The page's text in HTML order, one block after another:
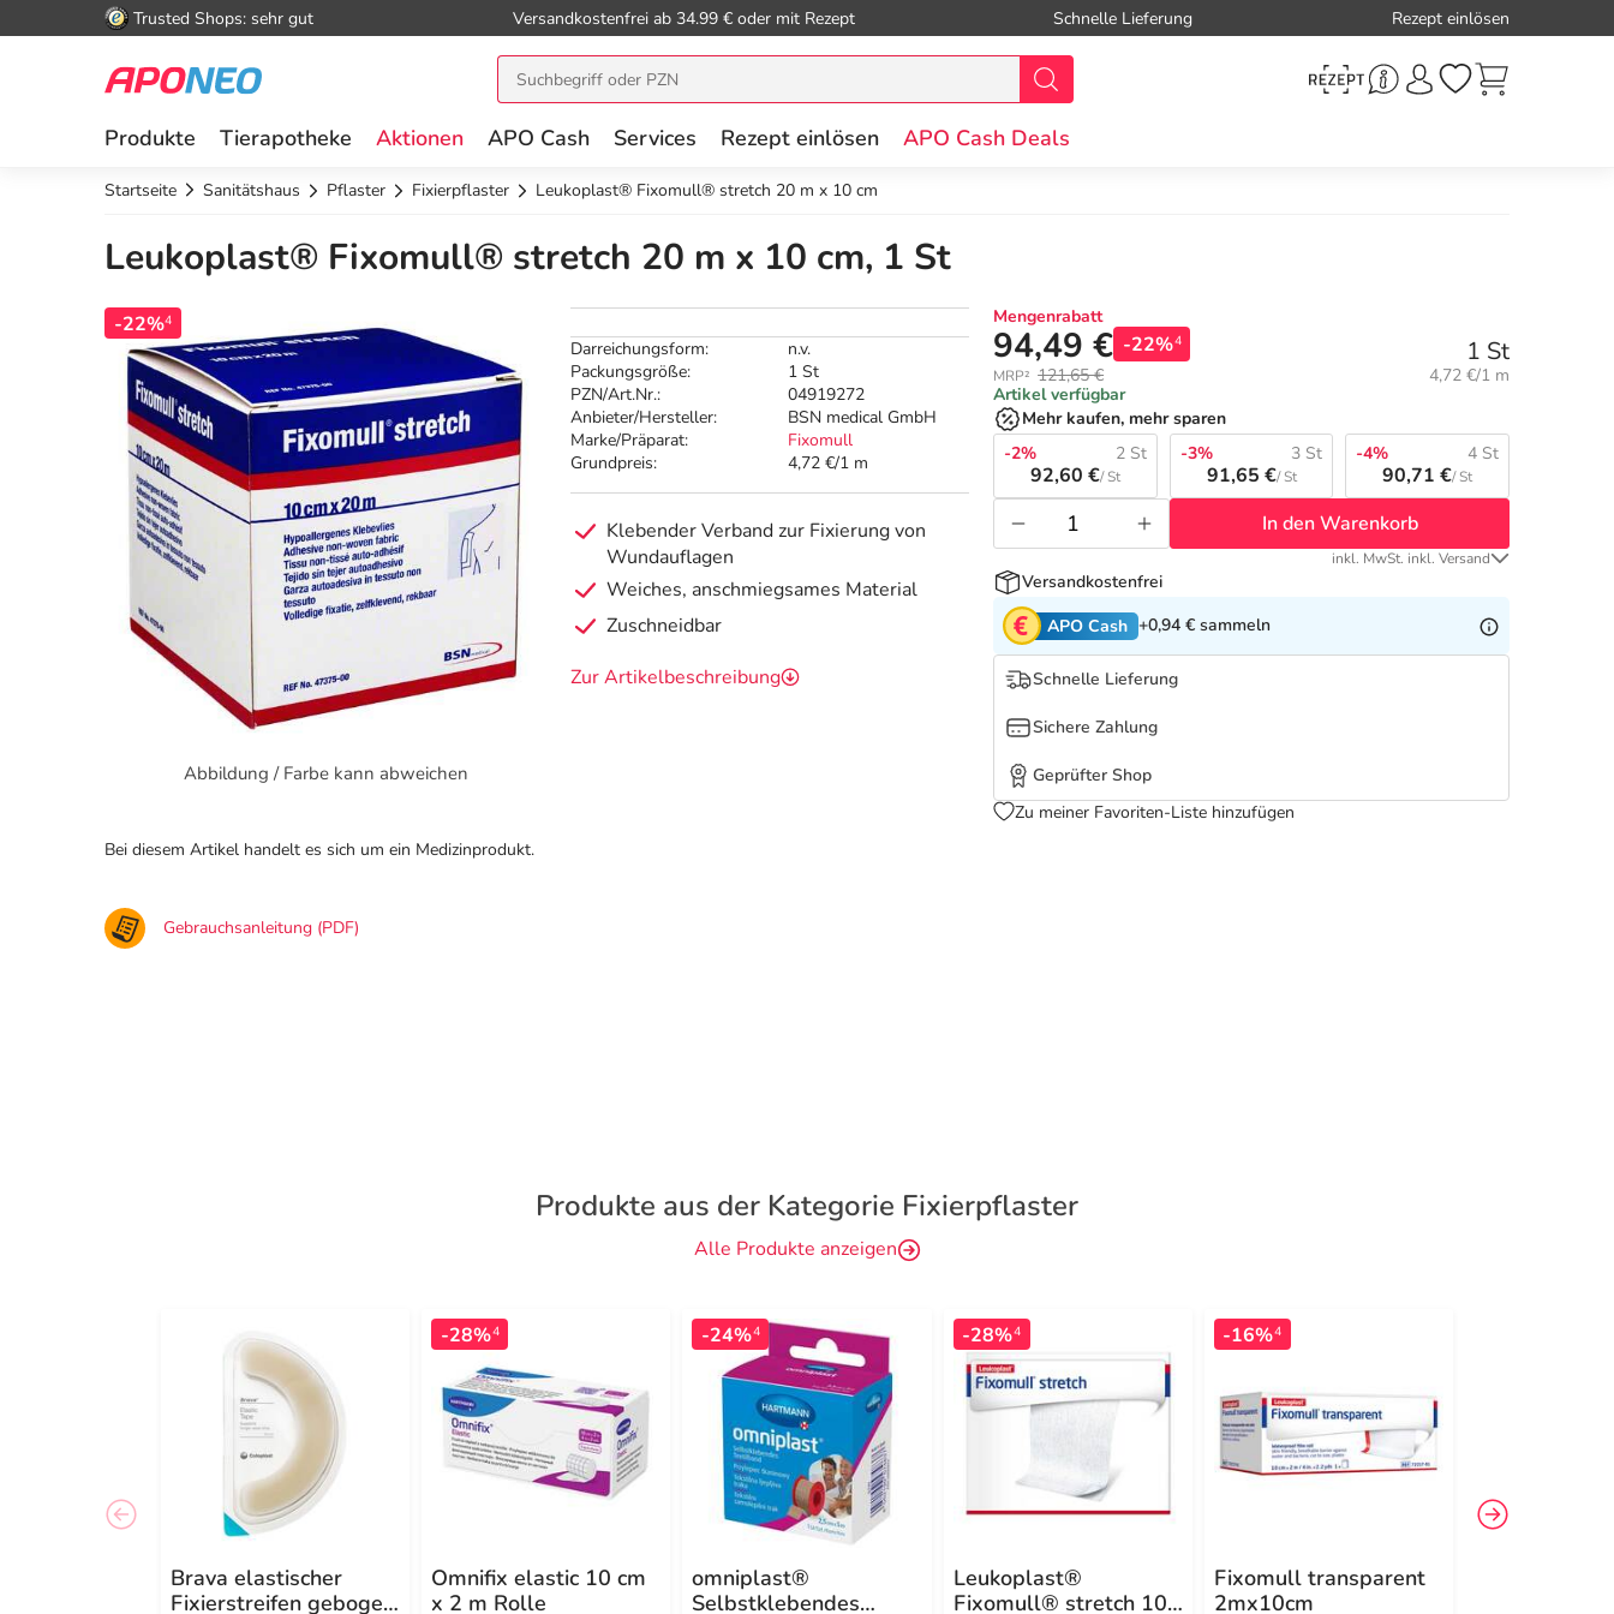
Trusted Shops: sehr gut Versandkostenfrei ab 34.99 € oder mit Rezept Schnelle Lieferung Rezept einlösen
Produkte Tierapotheke Aktionen APO Cash Services Rezept einlösen APO Cash Deals
Startseite Sanitätshaus Pflaster Fixierpflaster Leukoplast® Fixomull® stretch 20 m x 10 cm
Leukoplast® Fixomull® stretch 20 m x 10 cm, 1 St
-22%4
Abbildung / Farbe kann abweichen
Darreichungsform:
n.v.
Packungsgröße:
1 St
PZN/Art.Nr.:
04919272
Anbieter/Hersteller:
BSN medical GmbH
Marke/Präparat:
Fixomull
Grundpreis:
4,72 €/1 m
Klebender Verband zur Fixierung von
Wundauflagen
Weiches, anschmiegsames Material
Zuschneidbar
Zur Artikelbeschreibung
Mengenrabatt
94,49 € -22%4
MRP² 121,65 €
1 St
Grundpreis:
4,72 €/1 m
Artikel verfügbar
Mehr kaufen, mehr sparen
-2%
2 St
92,60 €/ St
-3% 3 St
91,65 €/ St
-4% 4 St
90,71 €/ St
In den Warenkorb
inkl. MwSt. inkl. Versand
Versandkostenfrei
APO Cash +0,94 € sammeln
Schnelle Lieferung
Sichere Zahlung
Geprüfter Shop
Zu meiner Favoriten-Liste hinzufügen
Bei diesem Artikel handelt es sich um ein Medizinprodukt.
Gebrauchsanleitung (PDF)
Produkte aus der Kategorie Fixierpflaster
Alle Produkte anzeigen
Brava elastischer
Fixierstreifen gebogen
-28%4
Omnifix elastic 10 cm
x 2 m Rolle
-24%4
omniplast®
Selbstklebendes
-28%4
Leukoplast®
Fixomull® stretch 10
-16%4
Fixomull transparent
2mx10cm